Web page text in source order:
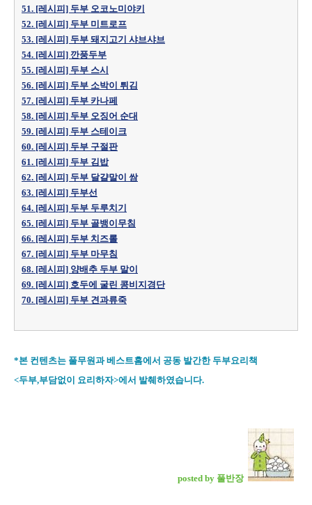
51. [레시피] 두부 오코노미야키
52. [레시피] 두부 미트로프
53. [레시피] 두부 돼지고기 샤브샤브
54. [레시피] 깐풍두부
55. [레시피] 두부 스시
56. [레시피] 두부 소박이 튀김
57. [레시피] 두부 카나페
58. [레시피] 두부 오징어 순대
59. [레시피] 두부 스테이크
60. [레시피] 두부 구절판
61. [레시피] 두부 김밥
62. [레시피] 두부 달걀말이 쌈
63. [레시피] 두부선
64. [레시피] 두부 두루치기
65. [레시피] 두부 골뱅이무침
66. [레시피] 두부 치즈롤
67. [레시피] 두부 마무침
68. [레시피] 양배추 두부 말이
69. [레시피] 호두에 굴린 콩비지경단
70. [레시피] 두부 견과류죽
*본 컨텐츠는 풀무원과 베스트홈에서 공동 발간한 두부요리책
<두부,부담없이 요리하자>에서 발췌하였습니다.
posted by 풀반장